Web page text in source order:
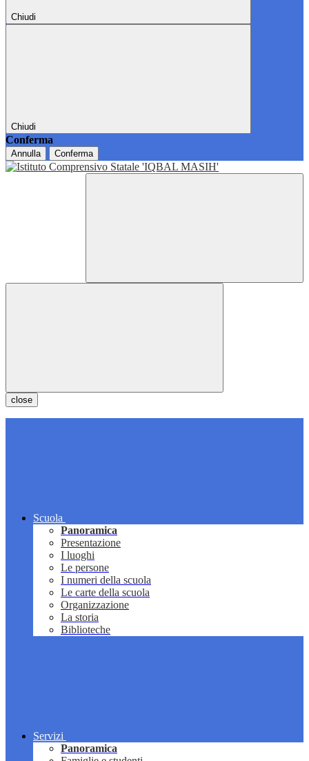
Chiudi
Chiudi
Conferma
Annulla Conferma
close
Scuola
Panoramica
Presentazione
I luoghi
Le persone
I numeri della scuola
Le carte della scuola
Organizzazione
La storia
Biblioteche
Servizi
Panoramica